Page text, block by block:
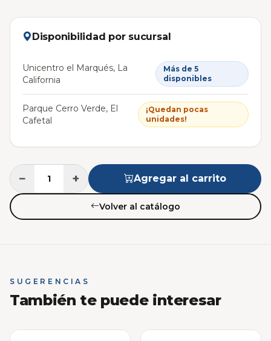
Disponibilidad por sucursal
Unicentro el Marqués, La
California
Más de 5
disponibles
Parque Cerro Verde, El
Cafetal
¡Quedan pocas
unidades!
− + Agregar al carrito
Volver al catálogo
SUGERENCIAS
También te puede interesar